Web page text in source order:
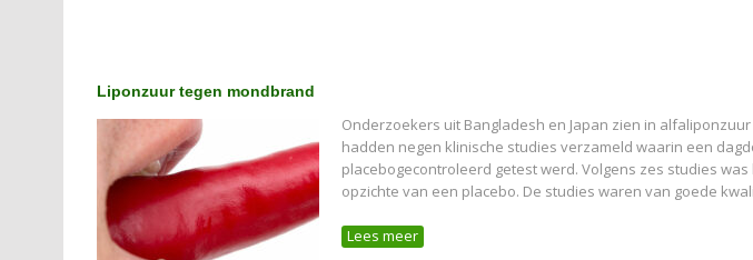
Liponzuur tegen mondbrand
Onderzoekers uit Bangladesh en Japan zien in
hadden negen klinische studies verzameld waarin een
placebogecontroleerd getest werd. Volgens zes studies
opzichte van een placebo. De studies waren van goede
Lees meer